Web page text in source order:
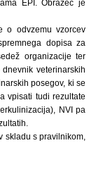
EPI. Obrazec je
o odvzemu vzorcev
dopisa za
organizacije ter
veterinarskih
posegov, ki se
vpisati tudi rezultate
NVI pa
skladu s pravilnikom,